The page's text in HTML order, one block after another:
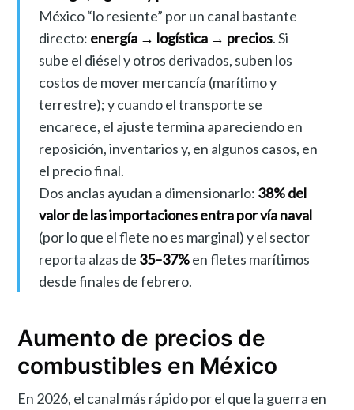
México “lo resiente” por un canal bastante
directo: energía → logística → precios. Si
sube el diésel y otros derivados, suben los
costos de mover mercancía (marítimo y
terrestre); y cuando el transporte se
encarece, el ajuste termina apareciendo en
reposición, inventarios y, en algunos casos, en
el precio final.
Dos anclas ayudan a dimensionarlo: 38% del
valor de las importaciones entra por vía naval
(por lo que el flete no es marginal) y el sector
reporta alzas de 35–37%en fletes marítimos
desde finales de febrero.
Aumento de precios de
combustibles en México
En 2026, el canal más rápido por el que la guerra en